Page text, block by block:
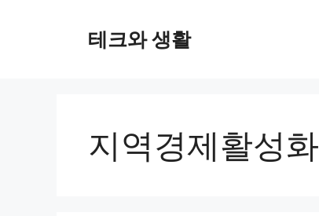
테크와 생활
지역경제활성화